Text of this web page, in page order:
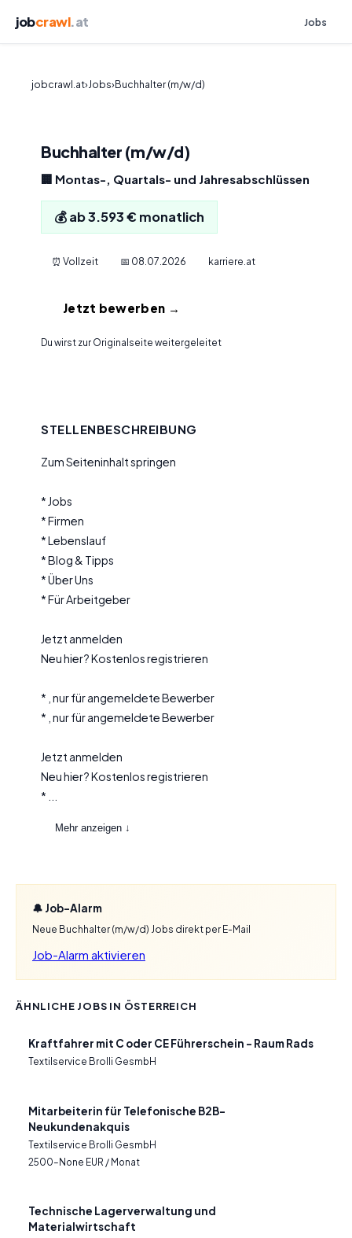
jobcrawl.at Jobs
jobcrawl.at›Jobs›Buchhalter (m/w/d)
Buchhalter (m/w/d)
🏢 Montas-, Quartals- und Jahresabschlüssen
💰 ab 3.593 € monatlich
⏰ Vollzeit 📅 08.07.2026 karriere.at
Jetzt bewerben →
Du wirst zur Originalseite weitergeleitet
STELLENBESCHREIBUNG
Zum Seiteninhalt springen
* Jobs
* Firmen
* Lebenslauf
* Blog & Tipps
* Über Uns
* Für Arbeitgeber
Jetzt anmelden
Neu hier? Kostenlos registrieren
* , nur für angemeldete Bewerber
* , nur für angemeldete Bewerber
Jetzt anmelden
Neu hier? Kostenlos registrieren
* ...
Mehr anzeigen ↓
🔔 Job-Alarm
Neue Buchhalter (m/w/d) Jobs direkt per E-Mail
Job-Alarm aktivieren
ÄHNLICHE JOBS IN ÖSTERREICH
Kraftfahrer mit C oder CE Führerschein – Raum Rads
Textilservice Brolli GesmbH
Mitarbeiterin für Telefonische B2B-
Neukundenakquis
Textilservice Brolli GesmbH
2500–None EUR / Monat
Technische Lagerverwaltung und
Materialwirtschaft